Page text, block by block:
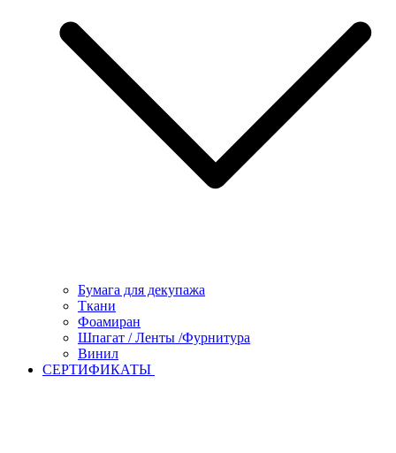
Бумага для декупажа
Ткани
Фоамиран
Шпагат / Ленты /Фурнитура
Винил
СЕРТИФИКАТЫ